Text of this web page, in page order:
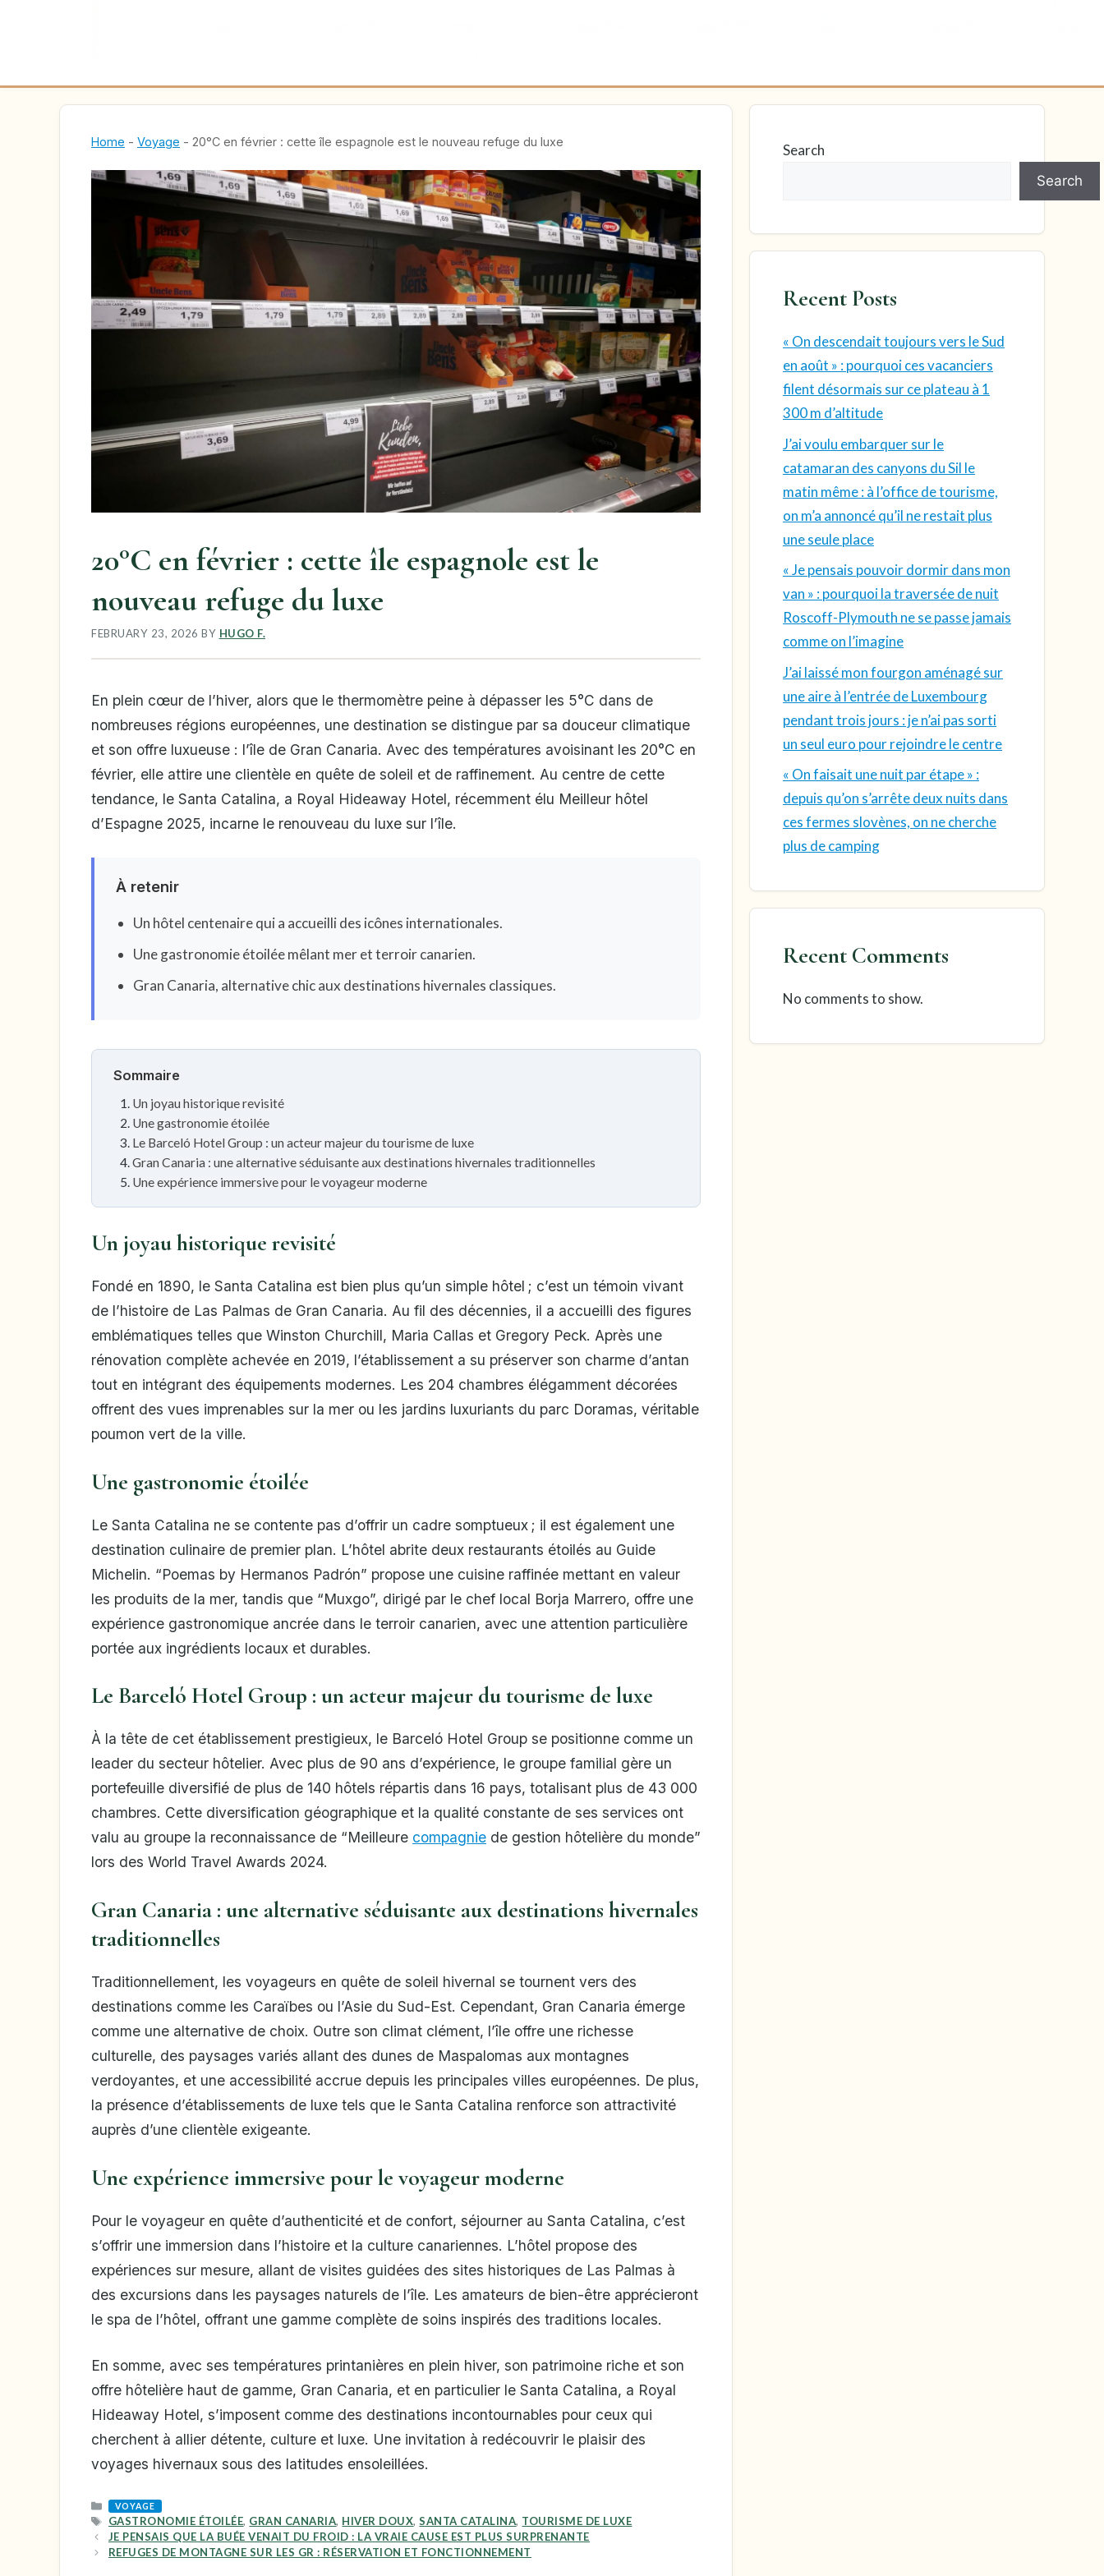
Home - Voyage - 20°C en février : cette île espagnole est le nouveau refuge du luxe
20°C en février : cette île espagnole est le
nouveau refuge du luxe
FEBRUARY 23, 2026 BY HUGO F.
En plein cœur de l’hiver, alors que le thermomètre peine à dépasser les 5°C dans de
nombreuses régions européennes, une destination se distingue par sa douceur climatique
et son offre luxueuse : l’île de Gran Canaria. Avec des températures avoisinant les 20°C en
février, elle attire une clientèle en quête de soleil et de raffinement. Au centre de cette
tendance, le Santa Catalina, a Royal Hideaway Hotel, récemment élu Meilleur hôtel
d’Espagne 2025, incarne le renouveau du luxe sur l’île.
À retenir
Un hôtel centenaire qui a accueilli des icônes internationales.
Une gastronomie étoilée mêlant mer et terroir canarien.
Gran Canaria, alternative chic aux destinations hivernales classiques.
Sommaire
Un joyau historique revisité
Une gastronomie étoilée
Le Barceló Hotel Group : un acteur majeur du tourisme de luxe
Gran Canaria : une alternative séduisante aux destinations hivernales traditionnelles
Une expérience immersive pour le voyageur moderne
Un joyau historique revisité
Fondé en 1890, le Santa Catalina est bien plus qu’un simple hôtel ; c’est un témoin vivant
de l’histoire de Las Palmas de Gran Canaria. Au fil des décennies, il a accueilli des figures
emblématiques telles que Winston Churchill, Maria Callas et Gregory Peck. Après une
rénovation complète achevée en 2019, l’établissement a su préserver son charme d’antan
tout en intégrant des équipements modernes. Les 204 chambres élégamment décorées
offrent des vues imprenables sur la mer ou les jardins luxuriants du parc Doramas, véritable
poumon vert de la ville.
Une gastronomie étoilée
Le Santa Catalina ne se contente pas d’offrir un cadre somptueux ; il est également une
destination culinaire de premier plan. L’hôtel abrite deux restaurants étoilés au Guide
Michelin. “Poemas by Hermanos Padrón” propose une cuisine raffinée mettant en valeur
les produits de la mer, tandis que “Muxgo”, dirigé par le chef local Borja Marrero, offre une
expérience gastronomique ancrée dans le terroir canarien, avec une attention particulière
portée aux ingrédients locaux et durables.
Le Barceló Hotel Group : un acteur majeur du tourisme de luxe
À la tête de cet établissement prestigieux, le Barceló Hotel Group se positionne comme un
leader du secteur hôtelier. Avec plus de 90 ans d’expérience, le groupe familial gère un
portefeuille diversifié de plus de 140 hôtels répartis dans 16 pays, totalisant plus de 43 000
chambres. Cette diversification géographique et la qualité constante de ses services ont
valu au groupe la reconnaissance de “Meilleure compagnie de gestion hôtelière du monde”
lors des World Travel Awards 2024.
Gran Canaria : une alternative séduisante aux destinations hivernales
traditionnelles
Traditionnellement, les voyageurs en quête de soleil hivernal se tournent vers des
destinations comme les Caraïbes ou l’Asie du Sud-Est. Cependant, Gran Canaria émerge
comme une alternative de choix. Outre son climat clément, l’île offre une richesse
culturelle, des paysages variés allant des dunes de Maspalomas aux montagnes
verdoyantes, et une accessibilité accrue depuis les principales villes européennes. De plus,
la présence d’établissements de luxe tels que le Santa Catalina renforce son attractivité
auprès d’une clientèle exigeante.
Une expérience immersive pour le voyageur moderne
Pour le voyageur en quête d’authenticité et de confort, séjourner au Santa Catalina, c’est
s’offrir une immersion dans l’histoire et la culture canariennes. L’hôtel propose des
expériences sur mesure, allant de visites guidées des sites historiques de Las Palmas à
des excursions dans les paysages naturels de l’île. Les amateurs de bien-être apprécieront
le spa de l’hôtel, offrant une gamme complète de soins inspirés des traditions locales.
En somme, avec ses températures printanières en plein hiver, son patrimoine riche et son
offre hôtelière haut de gamme, Gran Canaria, et en particulier le Santa Catalina, a Royal
Hideaway Hotel, s’imposent comme des destinations incontournables pour ceux qui
cherchent à allier détente, culture et luxe. Une invitation à redécouvrir le plaisir des
voyages hivernaux sous des latitudes ensoleillées.
CATEGORIES
VOYAGE
TAGS
GASTRONOMIE ÉTOILÉE, GRAN CANARIA, HIVER DOUX,SANTA CATALINA, TOURISME DE LUXE
JE PENSAIS QUE LA BUÉE VENAIT DU FROID : LA VRAIE CAUSE EST PLUS SURPRENANTE
REFUGES DE MONTAGNE SUR LES GR : RÉSERVATION ET FONCTIONNEMENT
Search
Search
Recent Posts
« On descendait toujours vers le Sud
en août » : pourquoi ces vacanciers
filent désormais sur ce plateau à 1
300 m d’altitude
J’ai voulu embarquer sur le
catamaran des canyons du Sil le
matin même : à l’office de tourisme,
on m’a annoncé qu’il ne restait plus
une seule place
« Je pensais pouvoir dormir dans mon
van » : pourquoi la traversée de nuit
Roscoff-Plymouth ne se passe jamais
comme on l’imagine
J’ai laissé mon fourgon aménagé sur
une aire à l’entrée de Luxembourg
pendant trois jours : je n’ai pas sorti
un seul euro pour rejoindre le centre
« On faisait une nuit par étape » :
depuis qu’on s’arrête deux nuits dans
ces fermes slovènes, on ne cherche
plus de camping
Recent Comments
No comments to show.